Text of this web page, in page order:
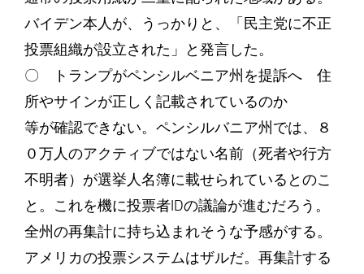
バイデン本人が、うっかりと、「民主党に不正
投票組織が設立された」と発言した。
〇 トランプがペンシルベニア州を提訴へ 住
所やサインが正しく記載されているのか
等が確認できない。ペンシルバニア州では、８
０万人のアクティブではない名前（死者や行方
不明者）が選挙人名簿に載せられているとのこ
と。これを機に投票者IDの議論が進むだろう。
全州の再集計に持ち込まれそうな予感がする。
アメリカの投票システムはザルだ。再集計する